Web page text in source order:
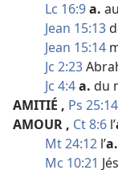
Lc 16:9a.
Jean 15:13
Jean 15:14
Jc 2:23
Jc 4:4a. du
AMITIÉ , Ps 25:14
AMOUR , Ct 8:6 l’
Mt 24:12 l’a.
Mc 10:21